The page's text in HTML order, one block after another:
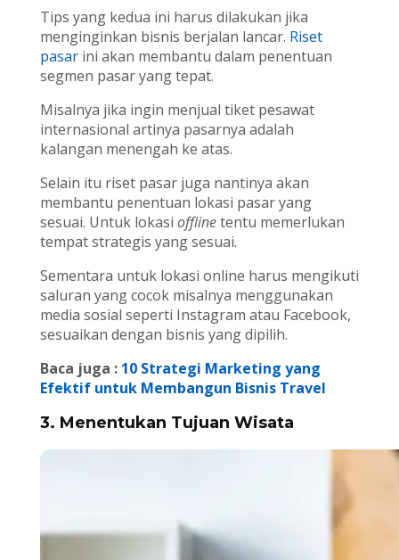
Tips yang kedua ini harus dilakukan jika
menginginkan bisnis berjalan lancar. Riset
pasarini akan membantu dalam penentuan
segmen pasar yang tepat.
Misalnya jika ingin menjual tiket pesawat
internasional artinya pasarnya adalah
kalangan menengah ke atas.
Selain itu riset pasar juga nantinya akan
membantu penentuan lokasi pasar yang
sesuai. Untuk lokasi offlinetentu memerlukan
tempat strategis yang sesuai.
Sementara untuk lokasi online harus mengikuti
saluran yang cocok misalnya menggunakan
media sosial seperti Instagram atau Facebook,
sesuaikan dengan bisnis yang dipilih.
Baca juga : 10 Strategi Marketing yang
Efektif untuk Membangun Bisnis Travel
3. Menentukan Tujuan Wisata